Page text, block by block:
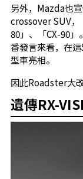
另外，Mazda也
crossover SUV，
80」、「CX-90
番發言來看，在
型車亮相。
因此Roadster大
遺傳RX-